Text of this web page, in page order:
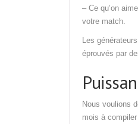
– Ce qu’on
votre match.
Les
éprouvés par
Nous voulions
mois à